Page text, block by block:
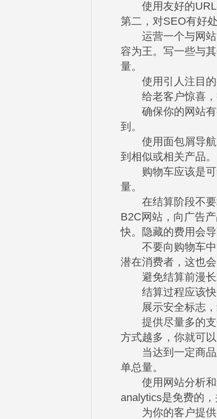
使用友好的URL
第二，对SEO有好
运营一个与网站
容为王。写一些与
量。
使用引人注目的
给老客户惊喜，
确保你的网站有
到。
使用面包屑导航
到相似或相关产品。
购物车应该是可
量。
在结算阶段不要
B2C网站，向广告
快。隐藏的费用会
不要向购物车中
潜在消费者，这也
避免结算前漫长
结算过程应该快
展示安全标志，
提供尽量多的支
方式越多，你就可
当达到一定商品
单总量。
使用网站分析和
analytics是免费的
为你的客户提供